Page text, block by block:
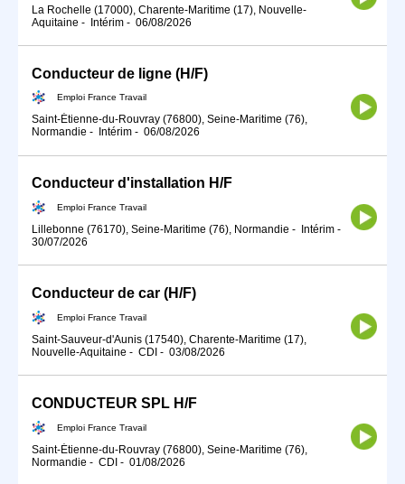
La Rochelle (17000), Charente-Maritime (17), Nouvelle-
Aquitaine - Intérim - 06/08/2026
Conducteur de ligne (H/F)
Emploi France Travail
Saint-Étienne-du-Rouvray (76800), Seine-Maritime (76),
Normandie - Intérim - 06/08/2026
Conducteur d'installation H/F
Emploi France Travail
Lillebonne (76170), Seine-Maritime (76), Normandie - Intérim -
30/07/2026
Conducteur de car (H/F)
Emploi France Travail
Saint-Sauveur-d'Aunis (17540), Charente-Maritime (17),
Nouvelle-Aquitaine - CDI - 03/08/2026
CONDUCTEUR SPL H/F
Emploi France Travail
Saint-Étienne-du-Rouvray (76800), Seine-Maritime (76),
Normandie - CDI - 01/08/2026